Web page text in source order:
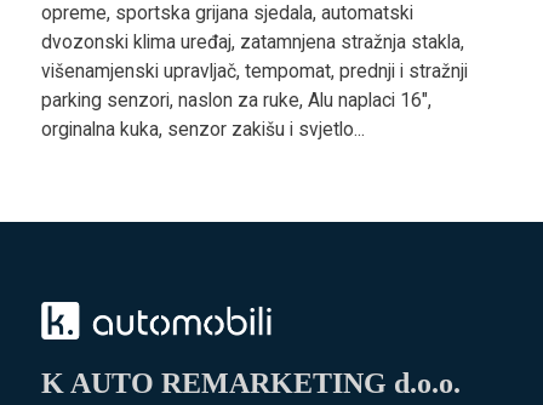
opreme, sportska grijana sjedala, automatski
dvozonski klima uređaj, zatamnjena stražnja stakla,
višenamjenski upravljač, tempomat, prednji i stražnji
parking senzori, naslon za ruke, Alu naplaci 16",
orginalna kuka, senzor zakišu i svjetlo...
K AUTO REMARKETING d.o.o.